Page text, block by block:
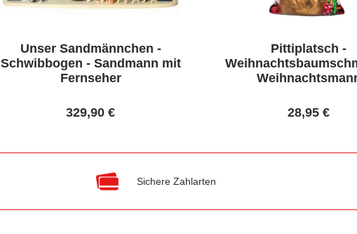
Unser Sandmännchen -
Schwibbogen - Sandmann mit
Fernseher
329,90 €
Pittiplatsch -
28,95 €
Sichere Zahlarten